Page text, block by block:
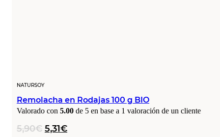
NATURSOY
Remolacha en Rodajas 100 g BIO
Valorado con 5.00 de 5 en base a 1 valoración de un cliente
5,90€ El
5,31€El